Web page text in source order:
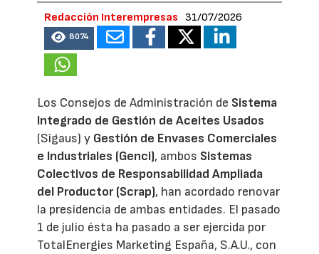
Redacción Interempresas 31/07/2026
8074
Los Consejos de Administración de Sistema
Integrado de Gestión de Aceites Usados
(Sigaus) y Gestión de Envases Comerciales
e Industriales (Genci), ambos Sistemas
Colectivos de Responsabilidad Ampliada
del Productor (Scrap), han acordado renovar
la presidencia de ambas entidades. El pasado
1 de julio ésta ha pasado a ser ejercida por
TotalEnergies Marketing España, S.A.U., con